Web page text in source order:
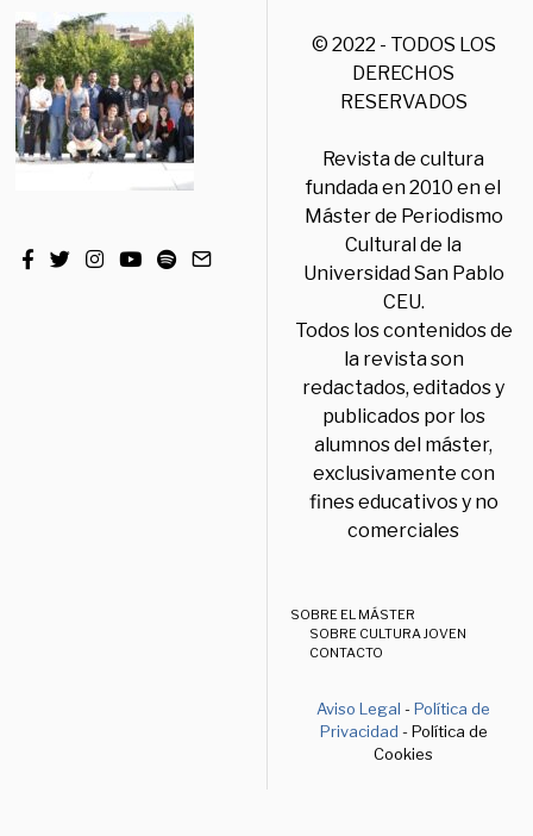
© 2022 - TODOS LOS
DERECHOS
RESERVADOS
Revista de cultura
fundada en 2010 en el
Máster de Periodismo
Cultural de la
Universidad San Pablo
CEU.
Todos los contenidos de
la revista son
redactados, editados y
publicados por los
alumnos del máster,
exclusivamente con
fines educativos y no
comerciales
SOBRE EL MÁSTER
SOBRE CULTURA JOVEN
CONTACTO
Aviso Legal -Política de
Privacidad - Política de
Cookies